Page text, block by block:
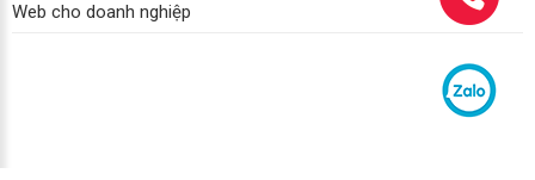
Web cho doanh nghiệp